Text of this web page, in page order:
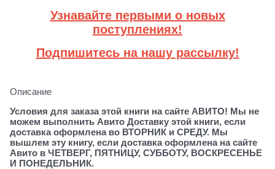
Узнавайте первыми о новых
поступлениях!
Подпишитесь на нашу рассылку!
Описание
Условия для заказа этой книги на сайте АВИТО! Мы не
можем выполнить Авито Доставку этой книги, если
доставка оформлена во ВТОРНИК и СРЕДУ. Мы
вышлем эту книгу, если доставка оформлена на сайте
Авито в ЧЕТВЕРГ, ПЯТНИЦУ, СУББОТУ, ВОСКРЕСЕНЬЕ
И ПОНЕДЕЛЬНИК.